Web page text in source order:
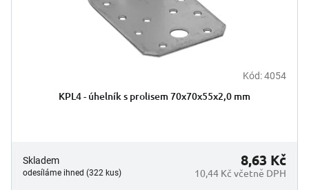
Kód:4054
KPL4 - úhelník s prolisem 70x70x55x2,0 mm
Skladem
odesíláme ihned (322 kus) 10,44 Kč včetně DPH
8,63 Kč